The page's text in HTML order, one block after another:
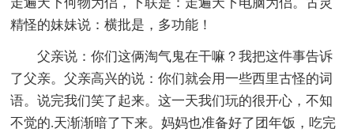
精怪的妹妹说：横批是，多功能！
父亲说：你们这俩淘气鬼在干嘛？我把这件事告诉
了父亲。父亲高兴的说：你们就会用一些西里古怪的词
语。说完我们笑了起来。这一天我们玩的很开心，不知
不觉的.天渐渐暗了下来。妈妈也准备好了团年饭，吃完